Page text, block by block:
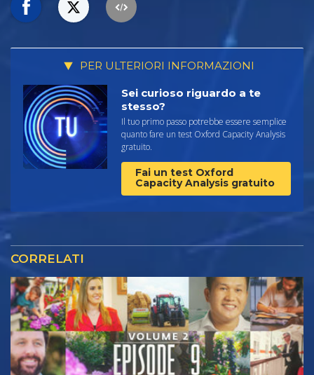
PER ULTERIORI INFORMAZIONI
Sei curioso riguardo a te
stesso?
Il tuo primo passo potrebbe essere semplice
quanto fare un test Oxford Capacity Analysis
gratuito.
Fai un test Oxford
Capacity Analysis gratuito
CORRELATI